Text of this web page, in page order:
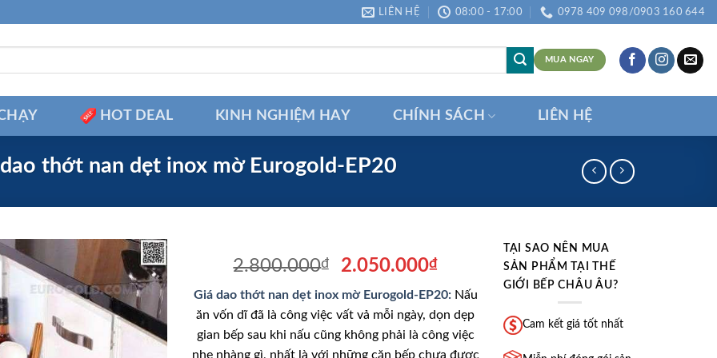
LIÊN HỆ 08:00 - 17:00 0978 409 098/0903 160 644
MUA NGAY
HOT DEAL KINH NGHIỆM HAY CHÍNH SÁCH LIÊN HỆ
thớt nan dẹt inox mờ Eurogold-EP20
2.800.000₫
Giá
là:
2.800.000₫.
2.050.000₫Giá
hiện
tại
là:
2.050.000₫.
Giá dao thớt nan dẹt inox mờ Eurogold-EP20: Nấu
ăn vốn dĩ đã là công việc vất vả mỗi ngày, dọn dẹp
gian bếp sau khi nấu cũng không phải là công việc
nhẹ nhàng gì, nhất là với những căn bếp chưa được
TẠI SAO NÊN MUA
SẢN PHẨM TẠI THẾ
GIỚI BẾP CHÂU ÂU?
Cam kết giá tốt nhất